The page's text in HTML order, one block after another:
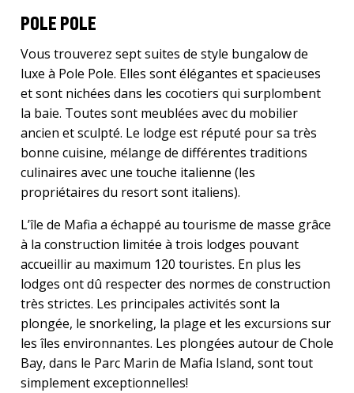
POLE POLE
Vous trouverez sept suites de style bungalow de
luxe à Pole Pole. Elles sont élégantes et spacieuses
et sont nichées dans les cocotiers qui surplombent
la baie. Toutes sont meublées avec du mobilier
ancien et sculpté. Le lodge est réputé pour sa très
bonne cuisine, mélange de différentes traditions
culinaires avec une touche italienne (les
propriétaires du resort sont italiens).
L’île de Mafia a échappé au tourisme de masse grâce
à la construction limitée à trois lodges pouvant
accueillir au maximum 120 touristes. En plus les
lodges ont dû respecter des normes de construction
très strictes. Les principales activités sont la
plongée, le snorkeling, la plage et les excursions sur
les îles environnantes. Les plongées autour de Chole
Bay, dans le Parc Marin de Mafia Island, sont tout
simplement exceptionnelles!